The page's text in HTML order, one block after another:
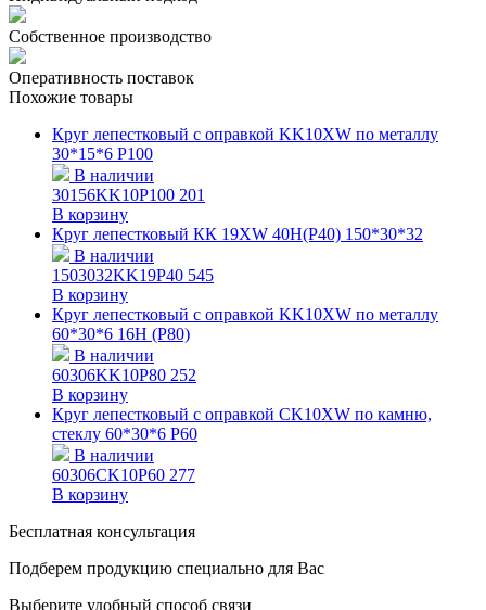
Собственное производство
Оперативность поставок
Похожие товары
Круг лепестковый с оправкой KK10XW по металлу
30*15*6 Р100
В наличии
30156KK10P100 201
В корзину
Круг лепестковый КК 19ХW 40Н(P40) 150*30*32
В наличии
1503032KK19P40 545
В корзину
Круг лепестковый с оправкой KK10XW по металлу
60*30*6 16Н (Р80)
В наличии
60306KK10P80 252
В корзину
Круг лепестковый с оправкой CK10XW по камню,
стеклу 60*30*6 Р60
В наличии
60306СK10P60 277
В корзину
Бесплатная консультация
Подберем продукцию специально для Вас
Выберите удобный способ связи